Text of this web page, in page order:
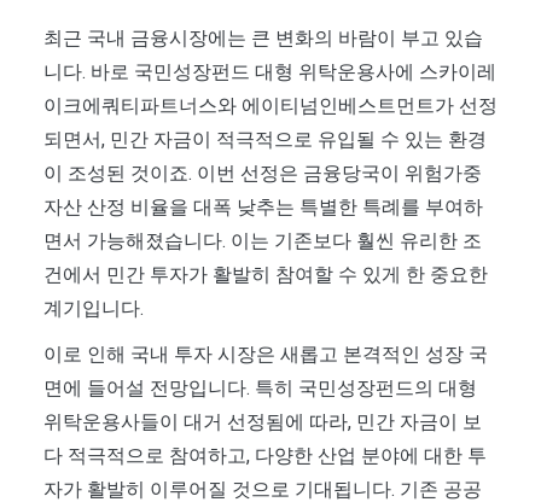
최근 국내 금융시장에는 큰 변화의 바람이 부고 있습
니다. 바로 국민성장펀드 대형 위탁운용사에 스카이레
이크에쿼티파트너스와 에이티넘인베스트먼트가 선정
되면서, 민간 자금이 적극적으로 유입될 수 있는 환경
이 조성된 것이죠. 이번 선정은 금융당국이 위험가중
자산 산정 비율을 대폭 낮추는 특별한 특례를 부여하
면서 가능해졌습니다. 이는 기존보다 훨씬 유리한 조
건에서 민간 투자가 활발히 참여할 수 있게 한 중요한
계기입니다.
이로 인해 국내 투자 시장은 새롭고 본격적인 성장 국
면에 들어설 전망입니다. 특히 국민성장펀드의 대형
위탁운용사들이 대거 선정됨에 따라, 민간 자금이 보
다 적극적으로 참여하고, 다양한 산업 분야에 대한 투
자가 활발히 이루어질 것으로 기대됩니다. 기존 공공